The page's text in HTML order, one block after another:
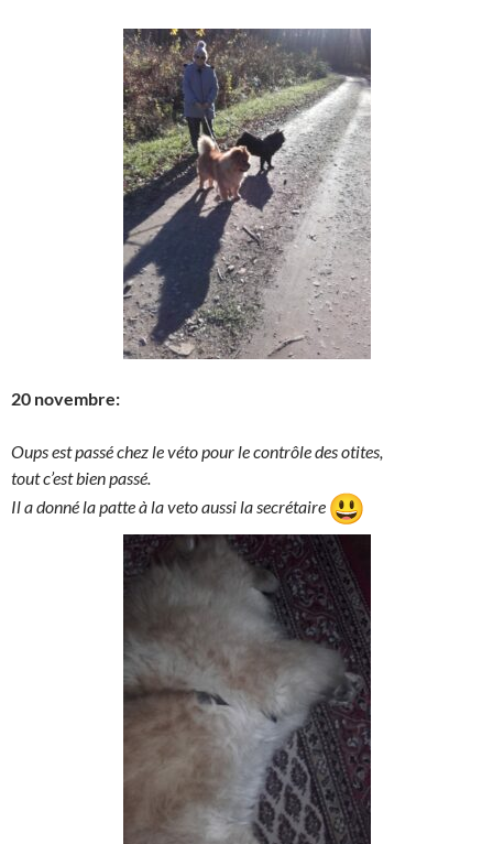
20 novembre:
Oups est passé chez le véto pour le contrôle des otites,
tout c’est bien passé.
Il a donné la patte à la veto aussi la secrétaire